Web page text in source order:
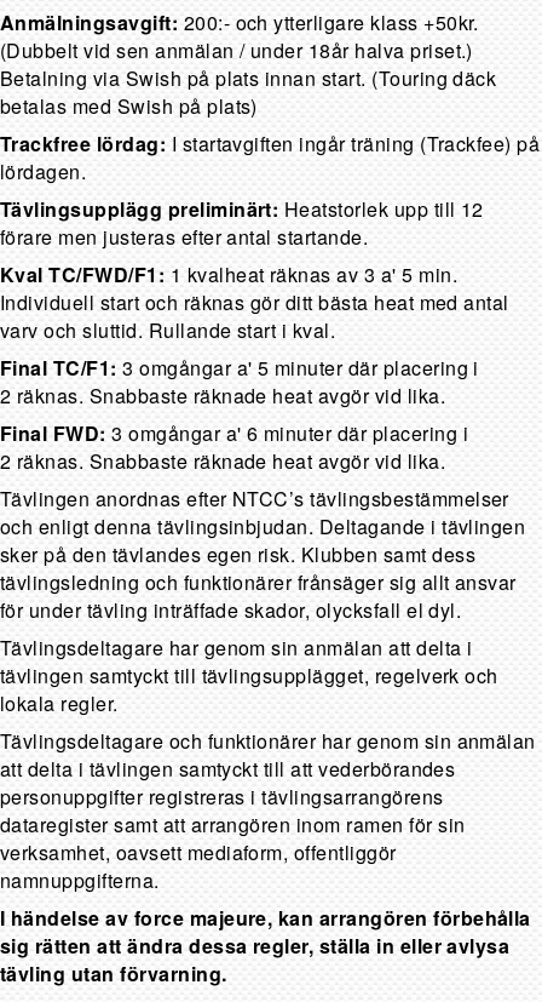
Anmälningsavgift: 200:- och ytterligare klass +50kr.
(Dubbelt vid sen anmälan / under 18år halva priset.)
Betalning via Swish på plats innan start. (Touring däck
betalas med Swish på plats)
Trackfree lördag: I startavgiften ingår träning (Trackfee) på
lördagen.
Tävlingsupplägg preliminärt: Heatstorlek upp till 12
förare men justeras efter antal startande.
Kval TC/FWD/F1: 1 kvalheat räknas av 3 a' 5 min.
Individuell start och räknas gör ditt bästa heat med antal
varv och sluttid. Rullande start i kval.
Final TC/F1: 3 omgångar a' 5 minuter där placering i
2 räknas. Snabbaste räknade heat avgör vid lika.
Final FWD: 3 omgångar a' 6 minuter där placering i
2 räknas. Snabbaste räknade heat avgör vid lika.
Tävlingen anordnas efter NTCC’s tävlingsbestämmelser
och enligt denna tävlingsinbjudan. Deltagande i tävlingen
sker på den tävlandes egen risk. Klubben samt dess
tävlingsledning och funktionärer frånsäger sig allt ansvar
för under tävling inträffade skador, olycksfall el dyl.
Tävlingsdeltagare har genom sin anmälan att delta i
tävlingen samtyckt till tävlingsupplägget, regelverk och
lokala regler.
Tävlingsdeltagare och funktionärer har genom sin anmälan
att delta i tävlingen samtyckt till att vederbörandes
personuppgifter registreras i tävlingsarrangörens
dataregister samt att arrangören inom ramen för sin
verksamhet, oavsett mediaform, offentliggör
namnuppgifterna.
I händelse av force majeure, kan arrangören förbehålla
sig rätten att ändra dessa regler, ställa in eller avlysa
tävling utan förvarning.